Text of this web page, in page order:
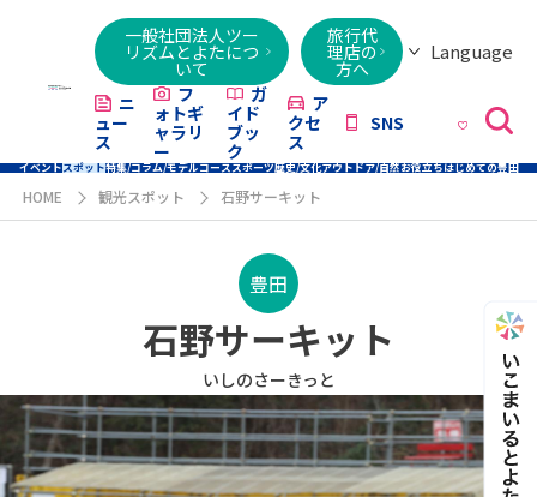
一般社団法人ツー
リズムとよたにつ
いて
旅行代
理店の
方へ
Language
Việt
ニ
ュー
ス
フ
ォトギ
ャラリ
ー
ガ
イド
ブッ
ク
ア
クセ
ス
SNS
イベントスポット特集/コラム/モデルコーススポーツ歴史/文化アウトドア/自然お役立ちはじめての豊田
HOME 観光スポット 石野サーキット
豊田
石野サーキット
いしのさーきっと